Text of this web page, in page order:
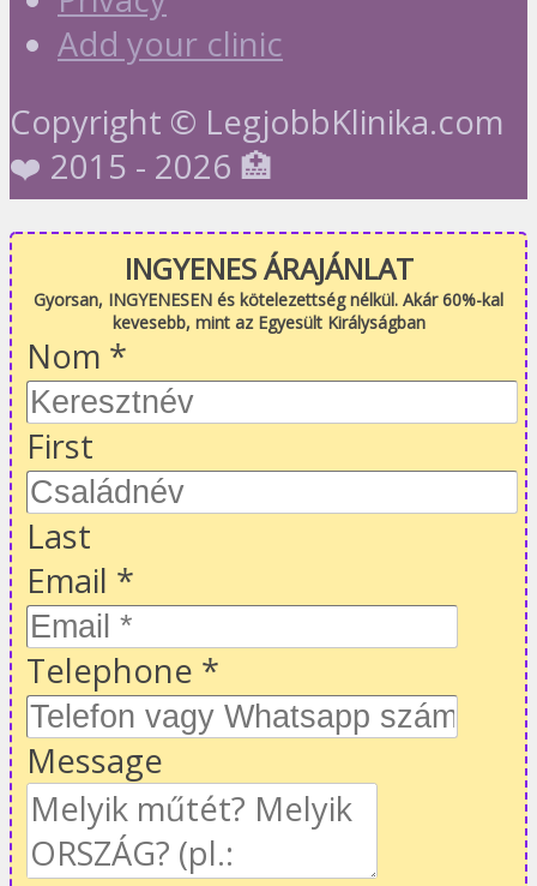
Add your clinic
Copyright © LegjobbKlinika.com
❤️ 2015 - 2026 🏥
INGYENES ÁRAJÁNLAT
Gyorsan, INGYENESEN és kötelezettség nélkül. Akár 60%-kal
kevesebb, mint az Egyesült Királyságban
Nom *
First
Last
Email *
Telephone *
Message